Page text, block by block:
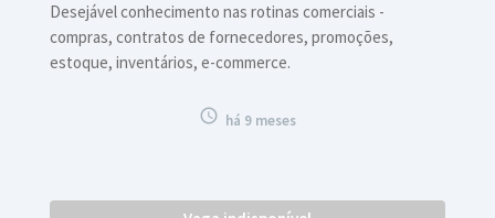
Desejável conhecimento nas rotinas comerciais -
compras, contratos de fornecedores, promoções,
estoque, inventários, e-commerce.
 há 9 meses